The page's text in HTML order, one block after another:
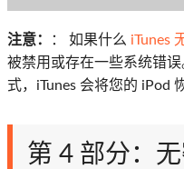
注意： ： 如果什么 iTunes
被禁用或存在一些系统错
式，iTunes 会将您的 iPod
第 4 部分：